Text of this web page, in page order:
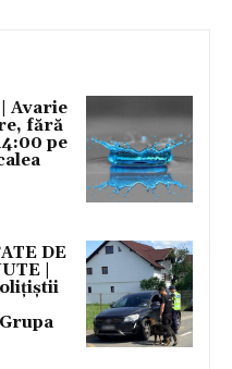
Avarie
fără
pe
DE
|